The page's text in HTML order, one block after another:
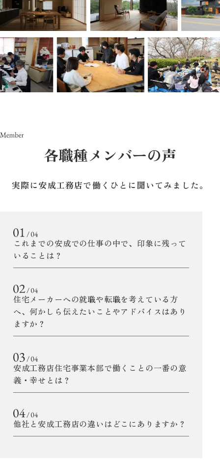
各職種メンバーの声
実際に安成工務店で働くひとに聞いてみました。
これまでの安成での仕事の中で、印象に残って
いることは？
住宅メーカーへの就職や転職を考えている方
へ、何かしら伝えたいことやアドバイスはあり
ますか？
安成工務店住宅事業本部で働くことの一番の意
義・幸せとは？
他社と安成工務店の違いはどこにありますか？